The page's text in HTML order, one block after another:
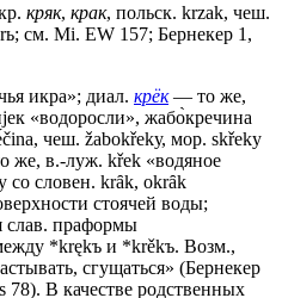
кряк, крак, польск. krzak, чеш.
см. Мi. ЕW 157; Бернекер 1,
икра»; диал. крёк— то же,
«водоросли», жабо̀кречина
чеш. žаbоkřеkу, мор. skřeky
же, в.-луж. křek «водяное
со словен. krȃk, оkrȃk
стоячей воды;
слав. праформы
*krękъ и *krěkъ. Возм.,
сгущаться» (Бернекер
78). В качестве родственных